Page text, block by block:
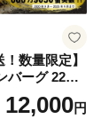
！数量限定】
バーグ 22個
)【佐賀牛
ド牛 九州 ハ
12,000円